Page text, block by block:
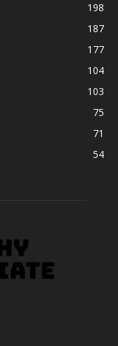
198
187
177
104
103
75
71
54